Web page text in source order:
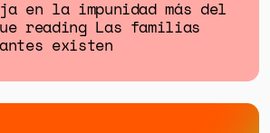
en la impunidad más del
reading Las familias
existen